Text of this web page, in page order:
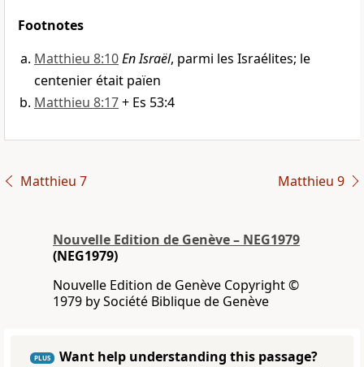
Footnotes
Matthieu 8:10En Israël, parmi les Israélites; le
centenier était païen
Matthieu 8:17+ Es 53:4
Matthieu 7 Matthieu 9
Nouvelle Edition de Genève – NEG1979
(NEG1979)
Nouvelle Edition de Genève Copyright ©
1979 by Société Biblique de Genève
PLUS
Want help understanding this passage?